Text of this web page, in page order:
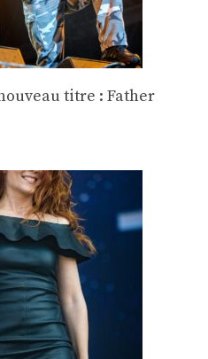
titre : Father